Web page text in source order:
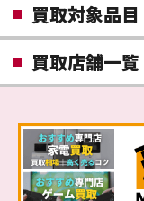
買取対象品目
買取店舗一覧